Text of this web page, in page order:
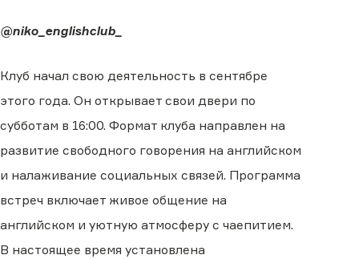
@niko_englishclub_
Клуб начал свою деятельность в сентябре
этого года. Он открывает свои двери по
субботам в 16:00. Формат клуба направлен на
развитие свободного говорения на английском
и налаживание социальных связей. Программа
встреч включает живое общение на
английском и уютную атмосферу с чаепитием.
В настоящее время установлена